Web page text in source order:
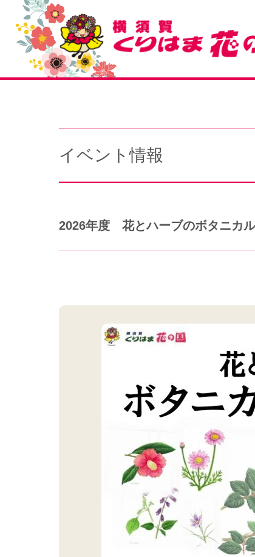
イベント情報
2026年度 花とハーブのボタニカ